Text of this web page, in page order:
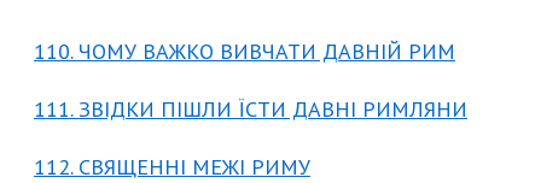
110. ЧОМУ ВАЖКО ВИВЧАТИ ДАВНІЙ РИМ
111. ЗВІДКИ ПІШЛИ ЇСТИ ДАВНІ РИМЛЯНИ
112. СВЯЩЕННІ МЕЖІ РИМУ